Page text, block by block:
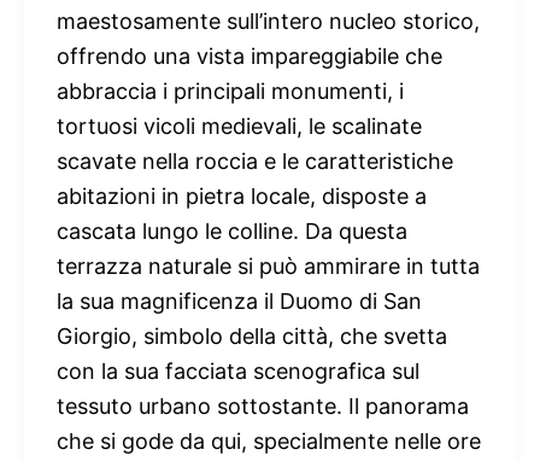
maestosamente sull’intero nucleo storico,
offrendo una vista impareggiabile che
abbraccia i principali monumenti, i
tortuosi vicoli medievali, le scalinate
scavate nella roccia e le caratteristiche
abitazioni in pietra locale, disposte a
cascata lungo le colline. Da questa
terrazza naturale si può ammirare in tutta
la sua magnificenza il Duomo di San
Giorgio, simbolo della città, che svetta
con la sua facciata scenografica sul
tessuto urbano sottostante. Il panorama
che si gode da qui, specialmente nelle ore